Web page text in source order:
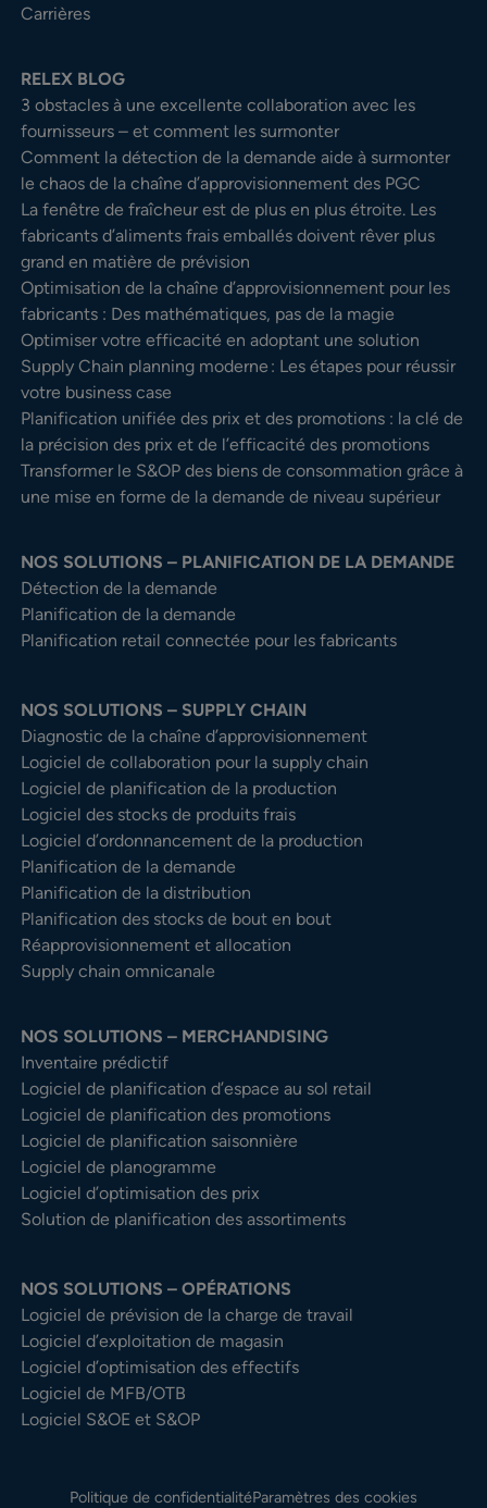
Carrières
RELEX BLOG
3 obstacles à une excellente collaboration avec les
fournisseurs – et comment les surmonter
Comment la détection de la demande aide à surmonter
le chaos de la chaîne d’approvisionnement des PGC
La fenêtre de fraîcheur est de plus en plus étroite. Les
fabricants d’aliments frais emballés doivent rêver plus
grand en matière de prévision
Optimisation de la chaîne d’approvisionnement pour les
fabricants : Des mathématiques, pas de la magie
Optimiser votre efficacité en adoptant une solution
Supply Chain planning moderne : Les étapes pour réussir
votre business case
Planification unifiée des prix et des promotions : la clé de
la précision des prix et de l’efficacité des promotions
Transformer le S&OP des biens de consommation grâce à
une mise en forme de la demande de niveau supérieur
NOS SOLUTIONS – PLANIFICATION DE LA DEMANDE
Détection de la demande
Planification de la demande
Planification retail connectée pour les fabricants
NOS SOLUTIONS – SUPPLY CHAIN
Diagnostic de la chaîne d’approvisionnement
Logiciel de collaboration pour la supply chain
Logiciel de planification de la production
Logiciel des stocks de produits frais
Logiciel d’ordonnancement de la production
Planification de la demande
Planification de la distribution
Planification des stocks de bout en bout
Réapprovisionnement et allocation
Supply chain omnicanale
NOS SOLUTIONS – MERCHANDISING
Inventaire prédictif
Logiciel de planification d’espace au sol retail
Logiciel de planification des promotions
Logiciel de planification saisonnière
Logiciel de planogramme
Logiciel d’optimisation des prix
Solution de planification des assortiments
NOS SOLUTIONS – OPÉRATIONS
Logiciel de prévision de la charge de travail
Logiciel d’exploitation de magasin
Logiciel d’optimisation des effectifs
Logiciel de MFB/OTB
Logiciel S&OE et S&OP
Politique de confidentialitéParamètres des cookies